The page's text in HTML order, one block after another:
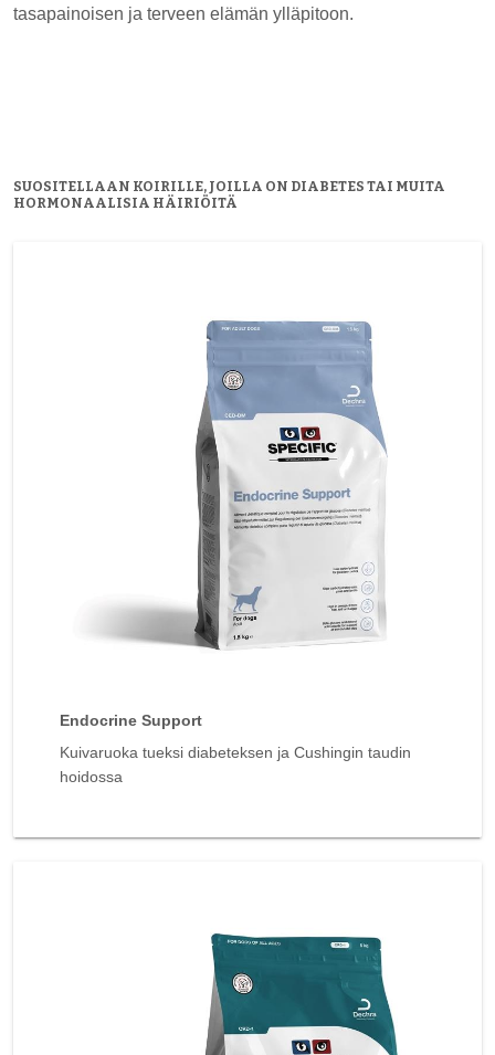
tasapainoisen ja terveen elämän ylläpitoon.
SUOSITELLAAN KOIRILLE, JOILLA ON DIABETES TAI MUITA
HORMONAALISIA HÄIRIÖITÄ
Endocrine Support
Kuivaruoka tueksi diabeteksen ja Cushingin taudin
hoidossa